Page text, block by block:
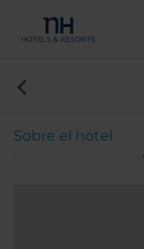
Sobre el hotel